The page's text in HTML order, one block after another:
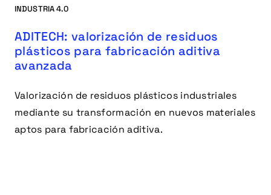
INDUSTRIA 4.0
ADITECH: valorización de residuos
plásticos para fabricación aditiva
avanzada
Valorización de residuos plásticos industriales
mediante su transformación en nuevos materiales
aptos para fabricación aditiva.